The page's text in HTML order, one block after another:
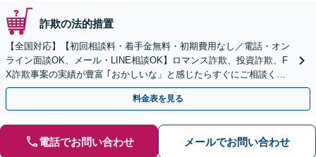
詐欺の法的措置
【全国対応】【初回相談料・着手金無料・初期費用なし／電話・オン
ライン面談OK、メール・LINE相談OK】ロマンス詐欺、投資詐欺、F
X詐欺事案の実績が豊富 ｢おかしいな」と感じたらすぐにご相談くだ
さい。
料金表を見る
電話でお問い合わせ メールでお問い合わせ